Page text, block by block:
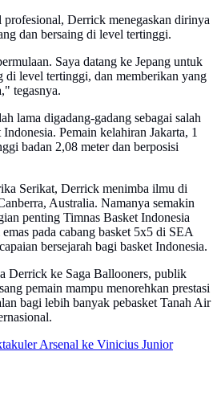
Derrick menegaskan dirinya
dan bersaing di level tertinggi.
Saya datang ke Jepang untuk
di level tertinggi, dan memberikan yang
tegasnya.
lama digadang-gadang sebagai salah
Pemain kelahiran Jakarta, 1
badan 2,08 meter dan berposisi
Serikat, Derrick menimba ilmu di
Australia. Namanya semakin
penting Timnas Basket Indonesia
pada cabang basket 5x5 di SEA
bersejarah bagi basket Indonesia.
Derrick ke Saga Ballooners, publik
pemain mampu menorehkan prestasi
bagi lebih banyak pebasket Tanah Air
Arsenal ke Vinicius Junior